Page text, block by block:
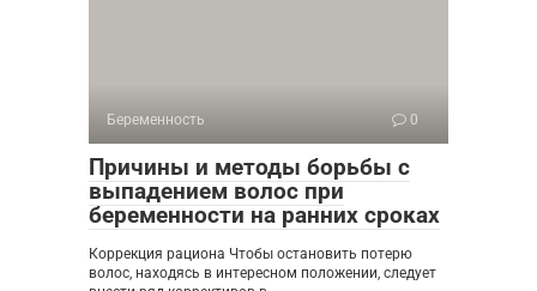
Беременность 0
Причины и методы борьбы с
выпадением волос при
беременности на ранних сроках
Коррекция рациона Чтобы остановить потерю
волос, находясь в интересном положении, следует